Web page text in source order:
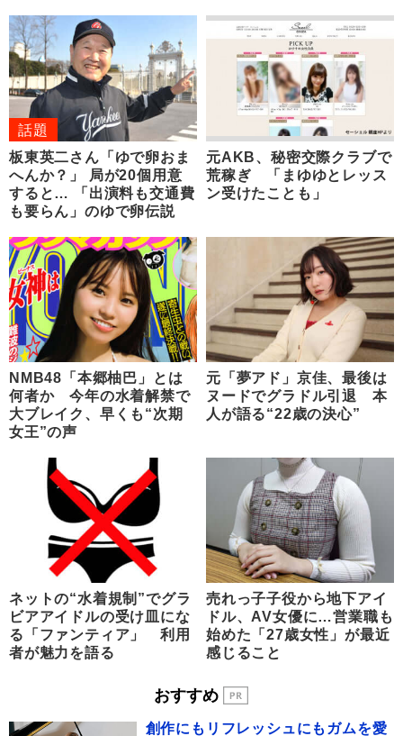
話題
板東英二さん「ゆで卵おま
へんか？」 局が20個用意
すると… 「出演料も交通費
も要らん」のゆで卵伝説
元AKB、秘密交際クラブで
荒稼ぎ 「まゆゆとレッス
ン受けたことも」
NMB48「本郷柚巴」とは
何者か 今年の水着解禁で
大ブレイク、早くも“次期
女王”の声
元「夢アド」京佳、最後は
ヌードでグラドル引退 本
人が語る“22歳の決心”
ネットの“水着規制”でグラ
ビアアイドルの受け皿にな
る「ファンティア」 利用
者が魅力を語る
売れっ子子役から地下アイ
ドル、AV女優に…営業職も
始めた「27歳女性」が最近
感じること
おすすめ
創作にもリフレッシュにもガムを愛